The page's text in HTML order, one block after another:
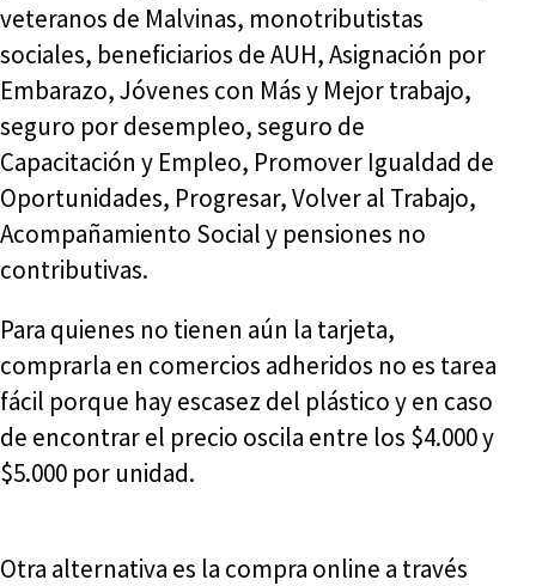
veteranos de Malvinas, monotributistas
sociales, beneficiarios de AUH, Asignación por
Embarazo, Jóvenes con Más y Mejor trabajo,
seguro por desempleo, seguro de
Capacitación y Empleo, Promover Igualdad de
Oportunidades, Progresar, Volver al Trabajo,
Acompañamiento Social y pensiones no
contributivas.
Para quienes no tienen aún la tarjeta,
comprarla en comercios adheridos no es tarea
fácil porque hay escasez del plástico y en caso
de encontrar el precio oscila entre los $4.000 y
$5.000 por unidad.
Otra alternativa es la compra online a través